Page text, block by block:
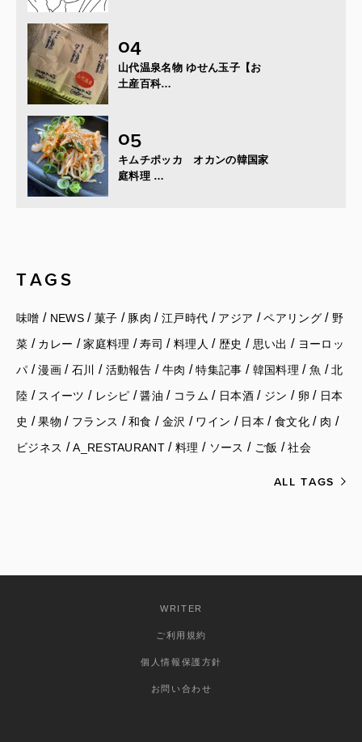
山代温泉名物 ゆせん玉子【お
土産百科…
キムチポッカ オカンの韓国家
庭料理 …
TAGS
味噌 / NEWS/ 菓子 / 豚肉 /江戸時代 / アジア /ペアリング/ 野
菜 / カレー /家庭料理 /寿司 /料理人 / 歴史 / 思い出 / ヨーロッ
パ /漫画/ 石川 / 活動報告 / 牛肉 /特集記事 / 韓国料理 / 魚 /北
陸 / スイーツ / レシピ /醤油 / コラム / 日本酒 / ジン / 卵 / 日本
史 /果物 / フランス /和食 / 金沢 / ワイン / 日本 / 食文化/ 肉 /
ビジネス /A_RESTAURANT /料理 / ソース / ご飯 /社会
ALL TAGS
WRITER
ご利用規約
個人情報保護方針
お問い合わせ